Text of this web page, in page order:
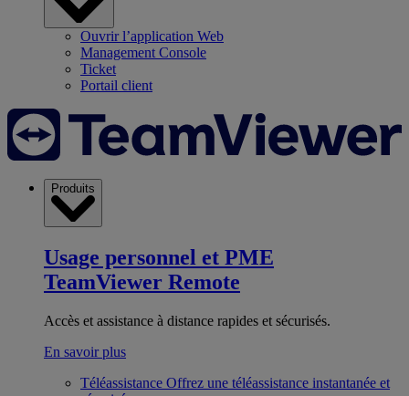
Ouvrir l’application Web
Management Console
Ticket
Portail client
Produits
Usage personnel et PME
TeamViewer Remote
Accès et assistance à distance rapides et sécurisés.
En savoir plus
Téléassistance Offrez une téléassistance instantanée et